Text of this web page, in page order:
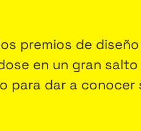
premios de
en un gran
para dar a